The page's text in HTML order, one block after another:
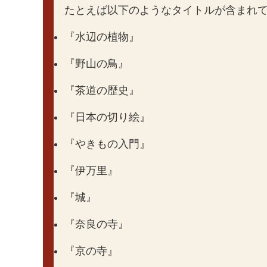
たとえば以下のようなタイトルが含まれ
『水辺の植物』
『野山の鳥』
『茶道の歴史』
『日本の切り絵』
『やきもの入門』
『伊万里』
『城』
『奈良の寺』
『京の寺』